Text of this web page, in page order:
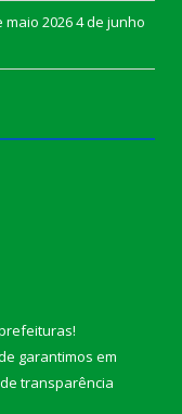
20264 de junho
!
garantimos em
transparência